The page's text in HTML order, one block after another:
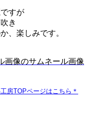
すが
き
、楽しみです。
房TOPページはこちら＊